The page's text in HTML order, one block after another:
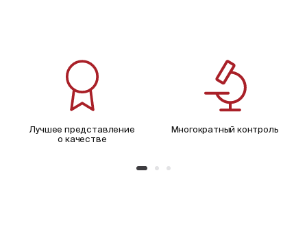
Лучшее представление
о качестве
Многократный контроль